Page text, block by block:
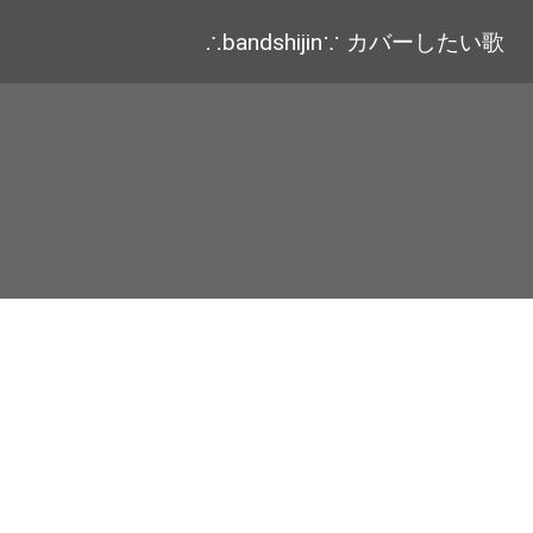
∴bandshijin∵ カバーしたい歌